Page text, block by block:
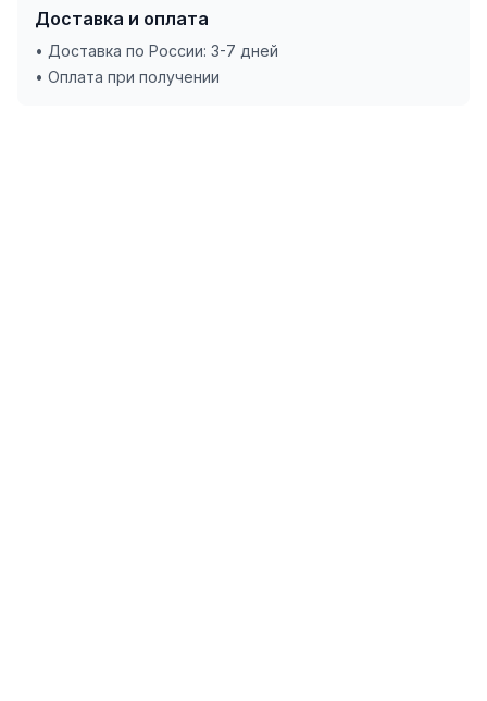
Доставка и оплата
• Доставка по России: 3-7 дней
• Оплата при получении